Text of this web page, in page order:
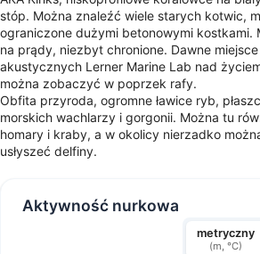
stóp. Można znaleźć wiele starych kotwic,
ograniczone dużymi betonowymi kostkami.
na prądy, niezbyt chronione. Dawne
akustycznych Lerner Marine Lab nad
można zobaczyć w poprzek rafy.
Obfita przyroda, ogromne ławice ryb,
morskich wachlarzy i gorgonii. Można tu
homary i kraby, a w okolicy nierzadko
usłyszeć delfiny.
Aktywność nurkowa
metryczny
(m, °C)